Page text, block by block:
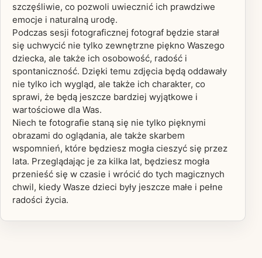
szczęśliwie, co pozwoli uwiecznić ich prawdziwe
emocje i naturalną urodę.
Podczas sesji fotograficznej fotograf będzie starał
się uchwycić nie tylko zewnętrzne piękno Waszego
dziecka, ale także ich osobowość, radość i
spontaniczność. Dzięki temu zdjęcia będą oddawały
nie tylko ich wygląd, ale także ich charakter, co
sprawi, że będą jeszcze bardziej wyjątkowe i
wartościowe dla Was.
Niech te fotografie staną się nie tylko pięknymi
obrazami do oglądania, ale także skarbem
wspomnień, które będziesz mogła cieszyć się przez
lata. Przeglądając je za kilka lat, będziesz mogła
przenieść się w czasie i wrócić do tych magicznych
chwil, kiedy Wasze dzieci były jeszcze małe i pełne
radości życia.